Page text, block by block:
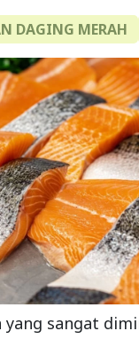
DAGING MERAH
yang sangat